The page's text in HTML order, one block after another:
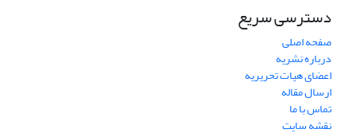
دسترسی سریع
صفحه اصلی
درباره نشریه
اعضای هیات تحریریه
ارسال مقاله
تماس با ما
نقشه سایت